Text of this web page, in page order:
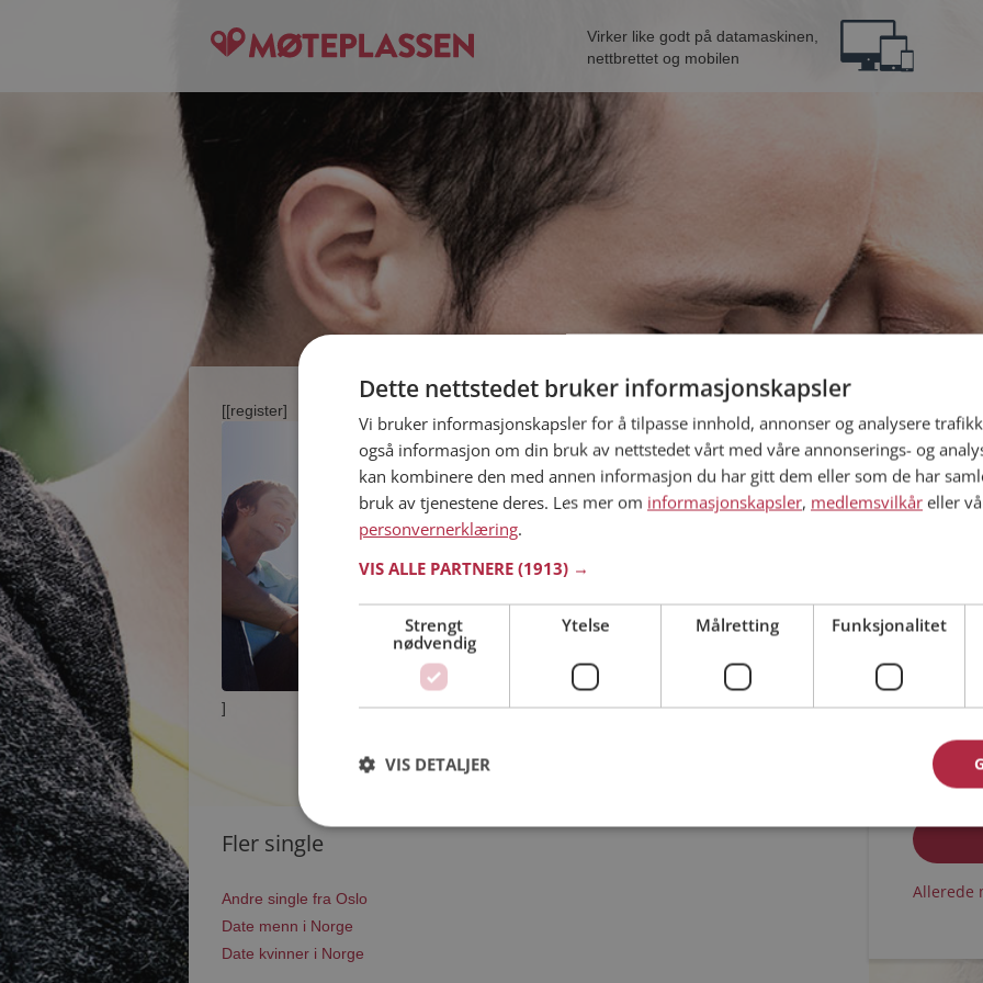
Virker like godt på datamaskinen,
nettbrettet og mobilen
[[register]
]
Fler single
Andre single fra Oslo
Date menn i Norge
Date kvinner i Norge
Jeg er en:
Jeg
Jeg
Allerede
Dette nettstedet bruker informasjonskapsler
Vi bruker informasjonskapsler for å tilpasse innhold, annonser og analysere
også informasjon om din bruk av nettstedet vårt med våre annonserings- og
kan kombinere den med annen informasjon du har gitt dem eller som de har
bruk av tjenestene deres. Les mer om informasjonskapsler, medlemsvilkår eller
personvernerklæring.
VIS ALLE PARTNERE (1913) →
Strengt
nødvendig
Ytelse Målretting Funksjonalitet
VIS DETALJER